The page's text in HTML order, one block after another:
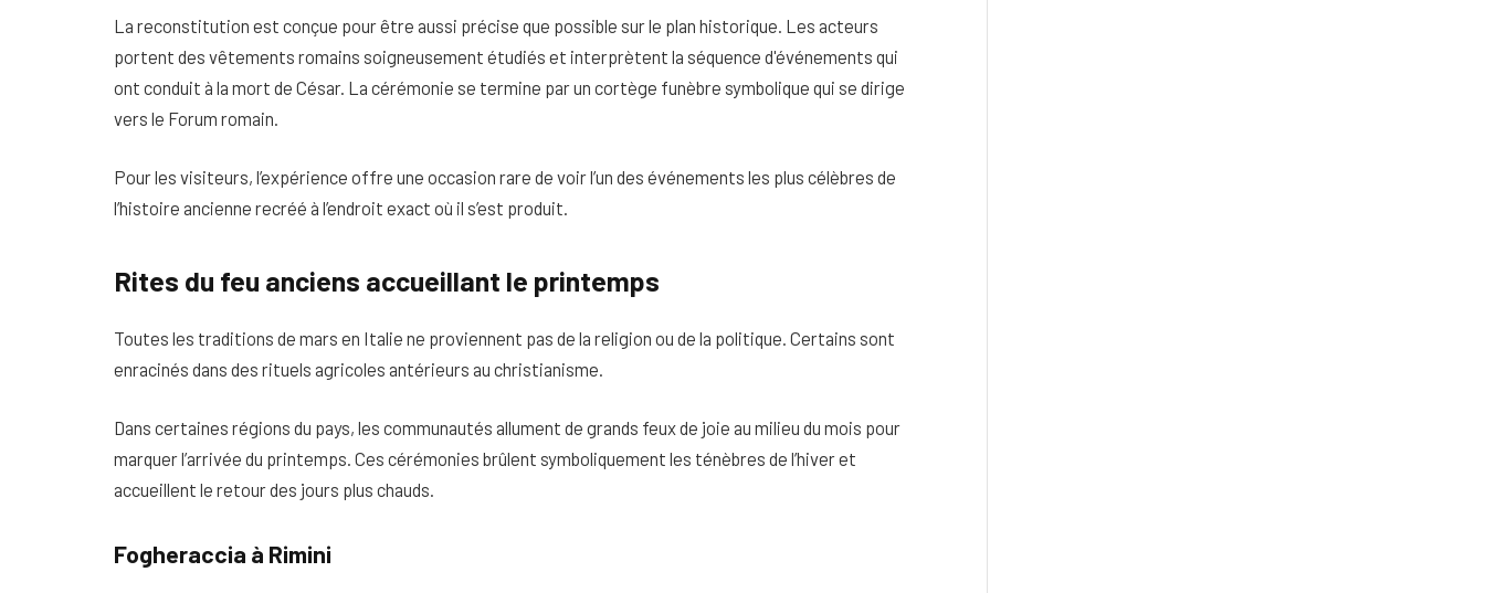
La reconstitution est conçue pour être aussi précise que possible sur le plan historique. Les acteurs
portent des vêtements romains soigneusement étudiés et interprètent la séquence d'événements qui
ont conduit à la mort de César. La cérémonie se termine par un cortège funèbre symbolique qui se dirige
vers le Forum romain.
Pour les visiteurs, l’expérience offre une occasion rare de voir l’un des événements les plus célèbres de
l’histoire ancienne recréé à l’endroit exact où il s’est produit.
Rites du feu anciens accueillant le printemps
Toutes les traditions de mars en Italie ne proviennent pas de la religion ou de la politique. Certains sont
enracinés dans des rituels agricoles antérieurs au christianisme.
Dans certaines régions du pays, les communautés allument de grands feux de joie au milieu du mois pour
marquer l’arrivée du printemps. Ces cérémonies brûlent symboliquement les ténèbres de l’hiver et
accueillent le retour des jours plus chauds.
Fogheraccia à Rimini